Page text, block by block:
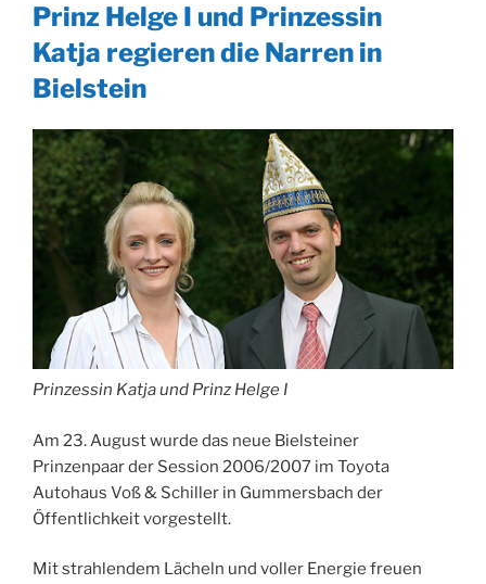
Prinz Helge I und Prinzessin
Katja regieren die Narren in
Bielstein
Prinzessin Katja und Prinz Helge I
Am 23. August wurde das neue Bielsteiner
Prinzenpaar der Session 2006/2007 im Toyota
Autohaus Voß & Schiller in Gummersbach der
Öffentlichkeit vorgestellt.
Mit strahlendem Lächeln und voller Energie freuen